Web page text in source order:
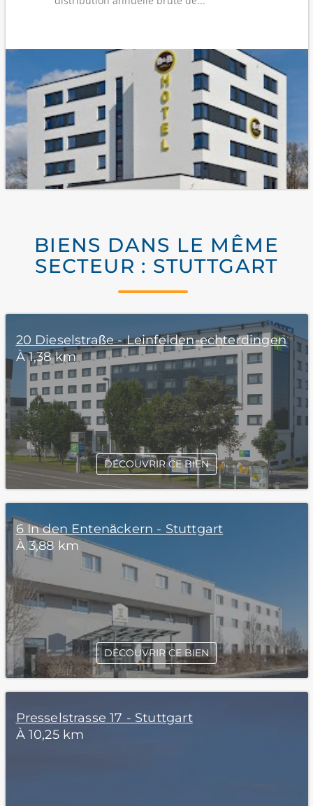
BIENS DANS LE MÊME
SECTEUR : STUTTGART
20 Dieselstraße - Leinfelden-echterdingen
À 1,38 km
DÉCOUVRIR CE BIEN
6 In den Entenäckern - Stuttgart
À 3,88 km
DÉCOUVRIR CE BIEN
Presselstrasse 17 - Stuttgart
À 10,25 km